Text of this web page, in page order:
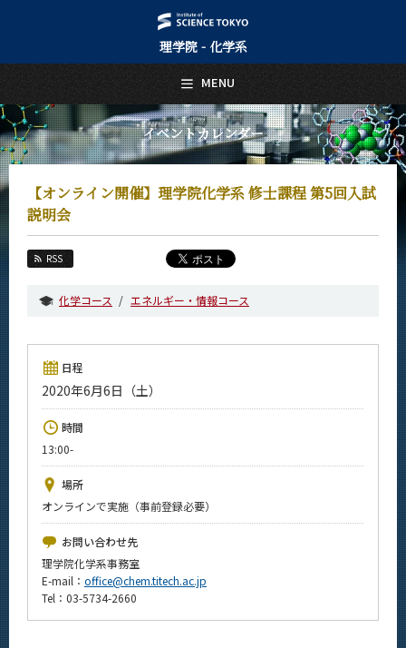
理学院 - 化学系
イベントカレンダー
【オンライン開催】理学院化学系 修士課程 第5回入試
説明会
RSS
化学コース エネルギー・情報コース
日程
2020年6月6日（土）
時間
13:00-
場所
オンラインで実施（事前登録必要）
お問い合わせ先
理学院化学系事務室
E-mail： office@chem.titech.ac.jp
Tel：03-5734-2660
MENU
日本語 English
トップページ
Top Page
化学系について
About Us
教育
Education
教員・研究室
Faculty and Laboratories
未来
Admissions
化学系 News
News
イベントカレンダー
Event Calendar
今後のイベント
今後の課程別イベント
年別アーカイブ